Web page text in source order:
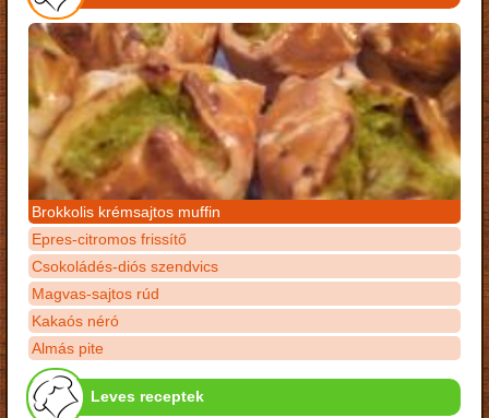
Brokkolis krémsajtos muffin
Epres-citromos frissítő
Csokoládés-diós szendvics
Magvas-sajtos rúd
Kakaós néró
Almás pite
Leves receptek